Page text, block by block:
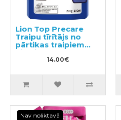
Lion Top Precare
Traipu tīrītājs no
pārtikas traipiem
pildviela 200g
14.00€
Nav noliktavā